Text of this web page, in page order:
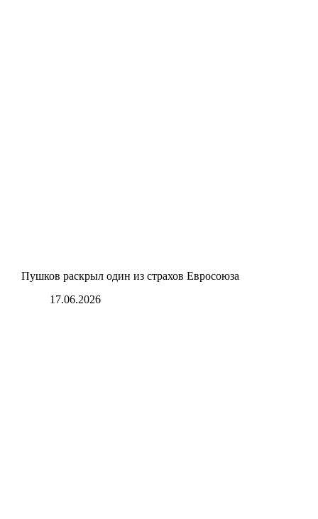
Пушков раскрыл один из страхов Евросоюза
17.06.2026